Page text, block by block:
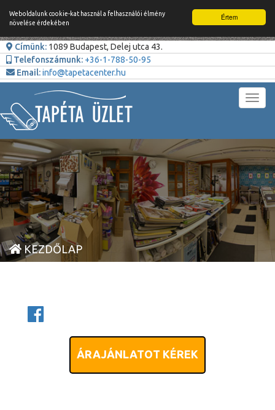
Értem
Weboldalunk cookie-kat használ a felhasználói élmény
növelése érdekében
Címünk: 1089 Budapest, Delej utca 43.
Telefonszámunk: +36-1-788-50-95
Email:info@tapetacenter.hu
KEZDŐLAP
ÁRAJÁNLATOT KÉREK